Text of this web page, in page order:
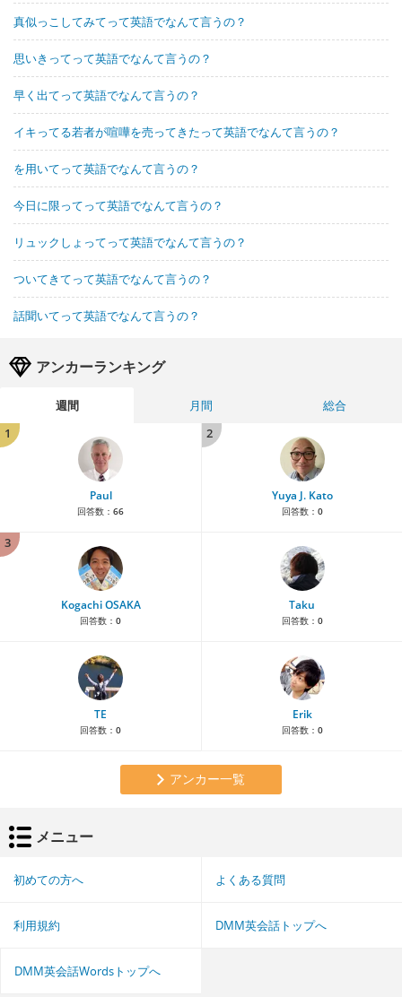
真似っこしてみてって英語でなんて言うの？
思いきってって英語でなんて言うの？
早く出てって英語でなんて言うの？
イキってる若者が喧嘩を売ってきたって英語でなんて言うの？
を用いてって英語でなんて言うの？
今日に限ってって英語でなんて言うの？
リュックしょってって英語でなんて言うの？
ついてきてって英語でなんて言うの？
話聞いてって英語でなんて言うの？
アンカーランキング
週間 月間
総合
1
Paul
回答数： 66
2
Yuya J. Kato
回答数： 0
3
Kogachi OSAKA
回答数： 0
Taku
回答数： 0
TE
回答数： 0
Erik
回答数： 0
アンカー一覧
メニュー
初めての方へ よくある質問
利用規約 DMM英会話トップへ
DMM英会話Wordsトップへ